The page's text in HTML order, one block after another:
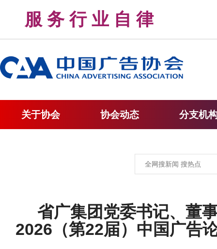
服 务 行 业 自 律
关于协会 协会动态 分支机
省广集团党委书记、董
2026（第22届）中国广告